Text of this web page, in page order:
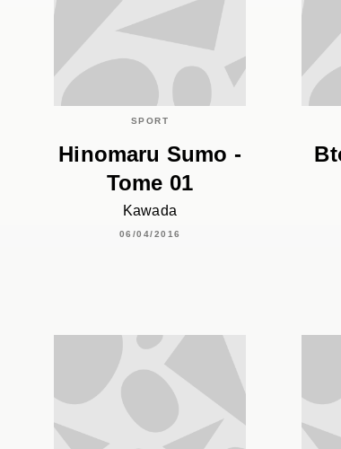
SPORT
Hinomaru Sumo -
Tome 01
Kawada
06/04/2016